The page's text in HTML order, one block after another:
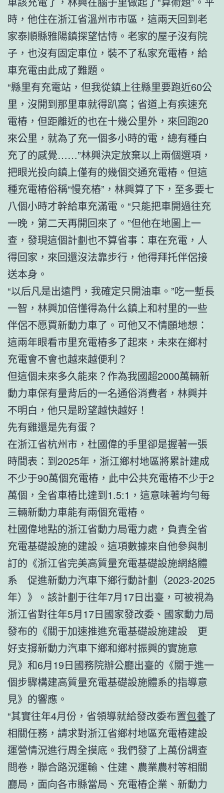
時，他住在浙江省溫州市市區，這兩天回到老
家泰順縣雅陽鎮探望怙恃。老家的屋子沒有院
子，也沒有固定車位，裝不了私家充電樁，給
車充電由此成了難題。
“縣里有充電站，但我從鎮上往縣里要跑近60公
里，沒開到那里車就得趴窩；省道上有疾速充
電樁，但距離近的也在十幾公里外，來回跑20
來公里，就為了充一個多小時的電，總有種白
充了的感覺……”林興決定放棄以上兩個選項，
把眼光投向鎮上僅有的幾個交通充電樁。但這
種充電樁俗稱“慢充樁”，林興算了下，至多要七
八個小時才幹給車充滿電。“只能把車開過往充
一晚，第二天再開回來了。”但他在地圖上一
查，發現這個計劃也不算省事：車在充電，人
得回家，來回還沒法靠步行，他得拜托伴侶接
送本身。
“以后凡是出遠門，我確定只開油車。”吃一塹長
一智，林興加倍懂得為什么鎮上和村里的一些
伴侶不愿買新動力車了。可他又不情願地想：
這兩年眼看市里充電樁多了起來，未來在鄉村
充電會不會也越來越便利？
但這個未來多久能來？作為我國超2000萬輛新
動力車保有量背后的一名通俗消費者，林興并
不明白，他只是盼望越快越好！
先有雞還是先有蛋？
在浙江省杭州市，杜國偉的手里卻是握著一張
時間表：到2025年，浙江鄉村地區將累計建成
不少于90萬個充電樁，此中公共充電樁不少于2
萬個，全省車樁比達到1.5:1，這意味著均勻每
三輛新動力車能有兩個充電樁。
杜國偉地點的浙江省動力局電力處，負責全省
充電基礎設施的建設。這項數據來自他參與制
訂的《浙江省完美高質量充電基礎設施網絡體
系 促進新動力汽車下鄉行動計劃（2023-2025
年）》。該計劃于往年7月17日出臺，可被視為
浙江省對往年5月17日國家發改委、國家動力局
發布的《關于加速推進充電基礎設施建設 更
好支撐新動力汽車下鄉和鄉村振興的實施意
見》和6月19日國務院辦公廳出臺的《關于進一
個步驟構建高質量充電基礎設施體系的指導意
見》的響應。
“其實往年4月份，省領導就給發改委布置包養了
相關任務，請求對浙江省鄉村地區充電樁建設
運營情況進行周全摸底。我們發了上萬份調查
問卷，聯合路況運輸、住建、農業農村等相關
廳局，面向各市縣當局、充電樁企業、新動力